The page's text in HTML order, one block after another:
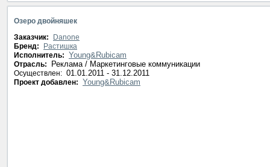
Озеро двойняшек
Заказчик:
Danone
Бренд:
Растишка
Исполнитель: Young&Rubicam
Отрасль: Реклама / Маркетинговые коммуникации
Осуществлен: 01.01.2011 - 31.12.2011
Проект добавлен: Young&Rubicam